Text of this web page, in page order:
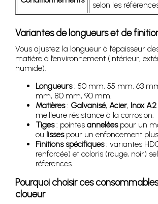
selon les
Variantes de longueurs et de
Vous ajustez la longueur à l’épaisseur
matière à l’environnement (intérieur,
humide).
Longueurs: 50 mm, 55 mm, 63
mm, 80 mm, 90 mm.
Matières: Galvanisé, Acier, Inox A2
meilleure résistance à la corrosion.
Tiges: pointes anneléespour un
ou lissespour un enfoncement
Finitions spécifiques: variantes
renforcée) et coloris (rouge, noir)
références.
Pourquoi choisir ces
cloueur